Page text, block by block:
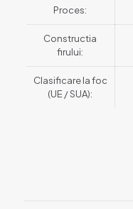
Proces:
Constructia
firului:
Clasificare la foc
(UE / SUA):